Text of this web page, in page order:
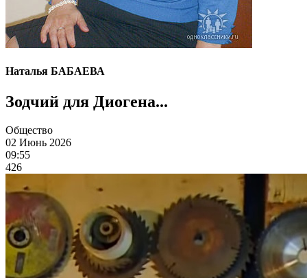
Наталья БАБАЕВА
Зодчий для Диогена...
Общество
02 Июнь 2026
09:55
426